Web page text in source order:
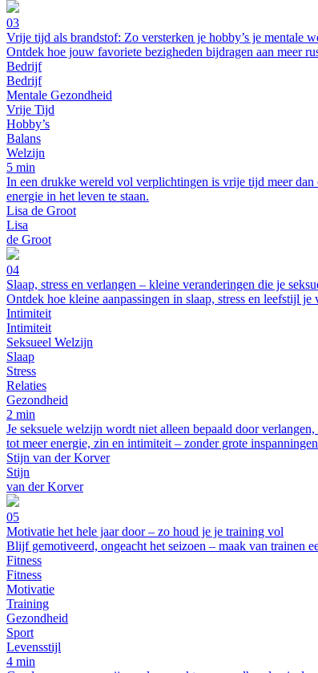
03
Vrije tijd als brandstof: Zo versterken je hobby’s je mentale
Ontdek hoe jouw favoriete bezigheden bijdragen aan meer
Bedrijf
Bedrijf
Mentale Gezondheid
Vrije Tijd
Hobby’s
Balans
Welzijn
5 min
In een drukke wereld vol verplichtingen is vrije tijd meer dan
energie in het leven te staan.
Lisa de Groot
Lisa
de Groot
04
Slaap, stress en verlangen – kleine veranderingen die je
Ontdek hoe kleine aanpassingen in slaap, stress en leefstijl
Intimiteit
Intimiteit
Seksueel Welzijn
Slaap
Stress
Relaties
Gezondheid
2 min
Je seksuele welzijn wordt niet alleen bepaald door
tot meer energie, zin en intimiteit – zonder grote
Stijn van der Korver
Stijn
van der Korver
05
Motivatie het hele jaar door – zo houd je je training vol
Blijf gemotiveerd, ongeacht het seizoen – maak van trainen
Fitness
Fitness
Motivatie
Training
Gezondheid
Sport
Levensstijl
4 min